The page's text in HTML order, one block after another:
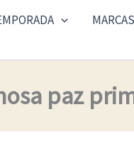
MARCAS
paz